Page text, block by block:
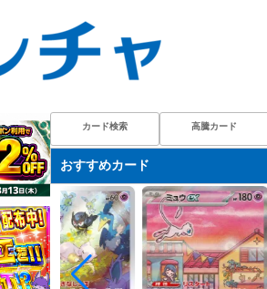
カード検索 高騰カード
おすすめカード